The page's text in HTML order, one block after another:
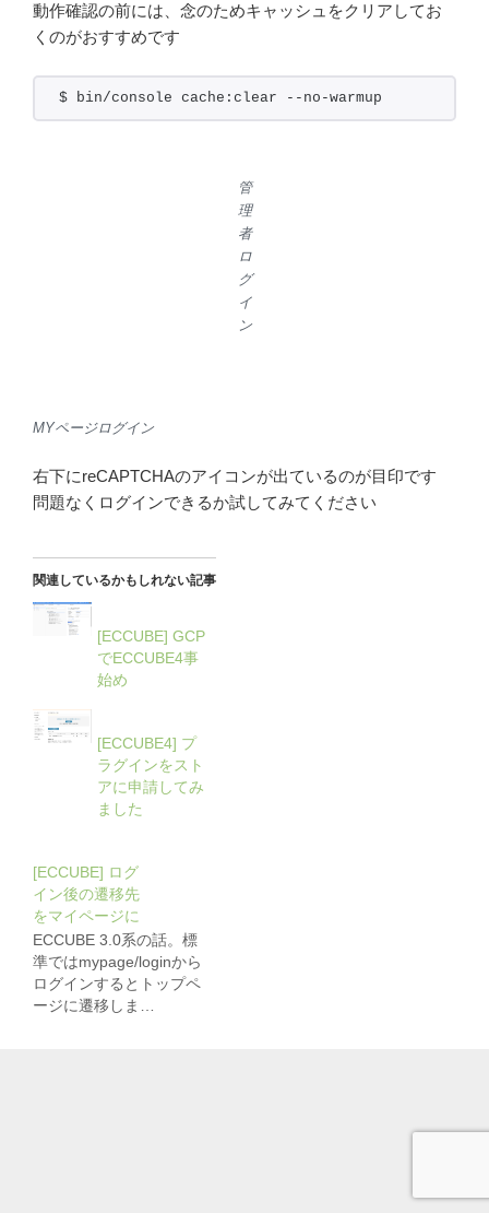
動作確認の前には、念のためキャッシュをクリアしてお
くのがおすすめです
$ bin/console cache:clear --no-warmup
管
理
者
ロ
グ
イ
ン
MYページログイン
右下にreCAPTCHAのアイコンが出ているのが目印です
問題なくログインできるか試してみてください
関連しているかもしれない記事
[ECCUBE] GCP
でECCUBE4事
始め
[ECCUBE4] プ
ラグインをスト
アに申請してみ
ました
[ECCUBE] ログ
イン後の遷移先
をマイページに
ECCUBE 3.0系の話。標
準ではmypage/loginから
ログインするとトップペ
ージに遷移しま…